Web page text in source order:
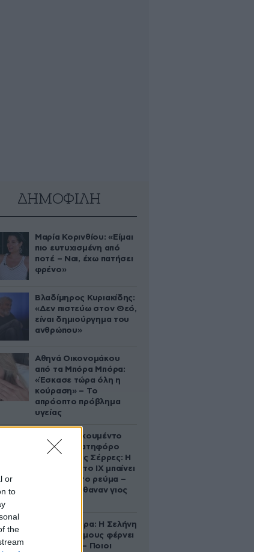
or
to
the
ΔΗΜΟΦΙΛΗ
Μαρία Κορινθίου: «Είμαι
πιο ευτυχισμένη από
ποτέ – Ναι, έχω πατήσει
φρένο»
Βλαδίμηρος Κυριακίδης:
«Δεν πιστεύω στον Θεό,
είναι δημιούργημα του
ανθρώπου»
Αθηνά Οικονομάκου
από τα Μπόρα Μπόρα:
«Έσκασε τώρα όλη η
κούραση» – Το
απρόοπτο πρόβλημα
υγείας
Βίντεο-ντοκουμέντο
από το θανατηφόρο
τροχαίο στις Σέρρες: Η
στιγμή που το ΙΧ μπαίνει
στο αντίθετο ρεύμα –
Ακαριαία πέθαναν γιος
Ζώδια σήμερα: Η Σελήνη
στους Διδύμους φέρνει
ανατροπές – Ποιοι